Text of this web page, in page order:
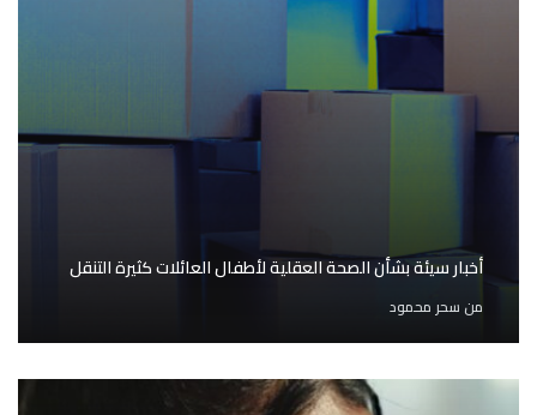
أخبار سيئة بشأن الصحة العقلية لأطفال العائلات كثيرة التنقل
من سحر محمود